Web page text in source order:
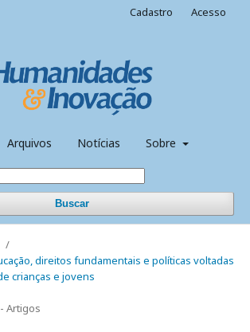
Arquivos Notícias Sobre
Buscar
Cadastro Acesso
/
direitos fundamentais e políticas voltadas
crianças e jovens
Artigos